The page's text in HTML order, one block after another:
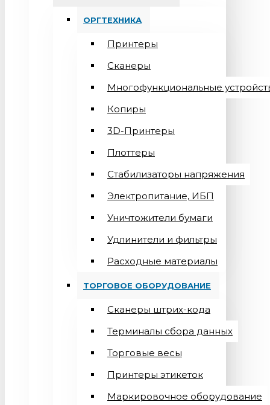
ОРГТЕХНИКА
Принтеры
Сканеры
Многофункциональные
Копиры
3D-Принтеры
Плоттеры
Стабилизаторы напряжения
Электропитание, ИБП
Уничтожители бумаги
Удлинители и фильтры
Расходные материалы
ТОРГОВОЕ ОБОРУДОВАНИЕ
Сканеры штрих-кода
Терминалы сбора данных
Торговые весы
Принтеры этикеток
Маркировочное оборудование